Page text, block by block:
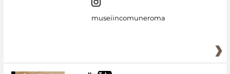
museiincomuneroma